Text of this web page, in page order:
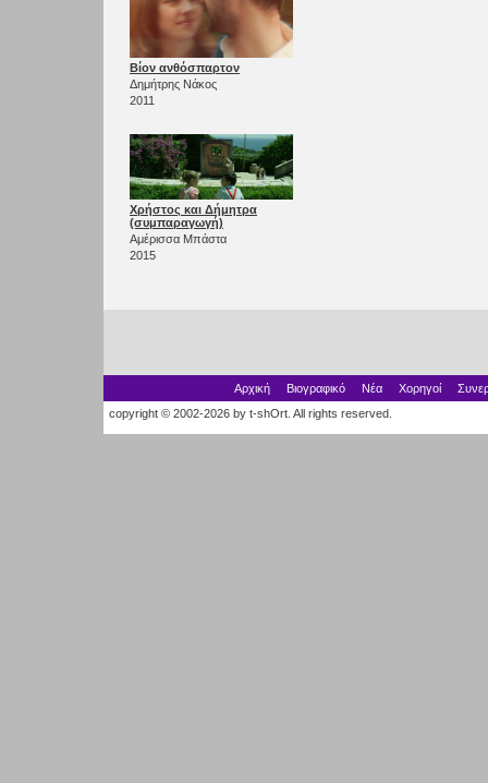
Βίον ανθόσπαρτον
Δημήτρης Νάκος
2011
Χρήστος και Δήμητρα
(συμπαραγωγή)
Αμέρισσα Μπάστα
2015
Αρχική Βιογραφικό Νέα Χορηγοί
copyright © 2002-2026 by t-shOrt. All rights reserved.